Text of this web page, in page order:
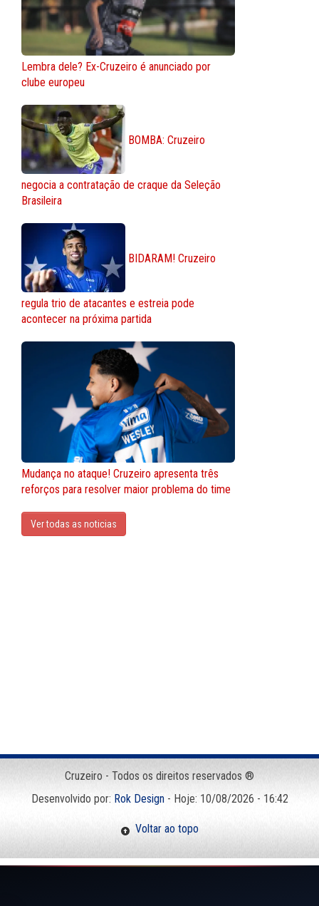
Lembra dele? Ex-Cruzeiro é anunciado por
clube europeu
BOMBA: Cruzeiro
negocia a contratação de craque da Seleção
Brasileira
BIDARAM! Cruzeiro
regula trio de atacantes e estreia pode
acontecer na próxima partida
Mudança no ataque! Cruzeiro apresenta três
reforços para resolver maior problema do time
Ver todas as noticias
Cruzeiro - Todos os direitos reservados ®
Desenvolvido por: Rok Design- Hoje: 10/08/2026 - 16:42
Voltar ao topo